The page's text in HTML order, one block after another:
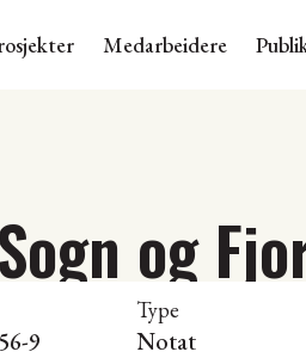
Medarbeidere
og
9
Type
Notat